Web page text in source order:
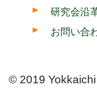
研究会沿
お問い合
© 2019